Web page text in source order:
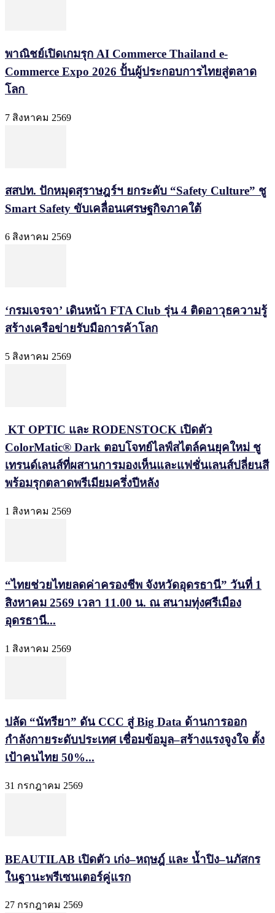
พาณิชย์เปิดเกมรุก AI Commerce Thailand e-
Commerce Expo 2026 ปั้นผู้ประกอบการไทยสู่ตลาด
โลก
7 สิงหาคม 2569
สสปท. ปักหมุดสุราษฎร์ฯ ยกระดับ “Safety Culture” ชู
Smart Safety ขับเคลื่อนเศรษฐกิจภาคใต้
6 สิงหาคม 2569
‘กรมเจรจา’ เดินหน้า FTA Club รุ่น 4 ติดอาวุธความรู้
สร้างเครือข่ายรับมือการค้าโลก
5 สิงหาคม 2569
KT OPTIC และ RODENSTOCK เปิดตัว
ColorMatic® Dark ตอบโจทย์ไลฟ์สไตล์คนยุคใหม่ ชู
เทรนด์เลนส์ที่ผสานการมองเห็นและแฟชั่นเลนส์ปลี่ยนสี
พร้อมรุกตลาดพรีเมียมครึ่งปีหลัง
1 สิงหาคม 2569
“ไทยช่วยไทยลดค่าครองชีพ จังหวัดอุดรธานี” วันที่ 1
สิงหาคม 2569 เวลา 11.00 น. ณ สนามทุ่งศรีเมือง
อุดรธานี...
1 สิงหาคม 2569
ปลัด “นัทรียา” ดัน CCC สู่ Big Data ด้านการออก
กำลังกายระดับประเทศ เชื่อมข้อมูล–สร้างแรงจูงใจ ตั้ง
เป้าคนไทย 50%...
31 กรกฎาคม 2569
BEAUTILAB เปิดตัว เก่ง–หฤษฎ์ และ น้ำปิง–นภัสกร
ในฐานะพรีเซนเตอร์คู่แรก
27 กรกฎาคม 2569